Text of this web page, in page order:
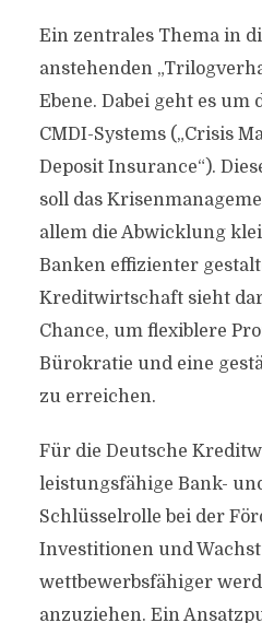
Ein zentrales Thema in
anstehenden
Ebene. Dabei geht es um
CMDI-Systems („Crisis
Deposit Insurance“).
soll das
allem die Abwicklung
Banken effizienter
Kreditwirtschaft sieht
Chance, um flexiblere
Bürokratie und eine
zu erreichen.
Für die Deutsche
leistungsfähige Bank-
Schlüsselrolle bei der
Investitionen und
wettbewerbsfähiger
anzuziehen. Ein